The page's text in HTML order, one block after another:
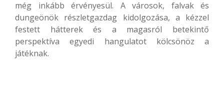
még inkább érvényesül. A városok, falvak és
dungeönök részletgazdag kidolgozása, a kézzel
festett hátterek és a magasról betekintő
perspektíva egyedi hangulatot kölcsönöz a
játéknak.